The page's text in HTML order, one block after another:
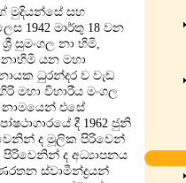
මුදියන්සේ සහ
1942 මාර්තු 18 වන
සුමංගල නා හිමි,
යන මහා
ධුරන්දර ව වැඩ
මහා විහාරීය මංගල
නාමයෙන් එසේ
දී 1962 ජුනි
ද මූලික පිරිවෙන්
පිරිවෙනින් ද අධ්‍යාපනය
ස්වාමීන්ද්‍රයන්